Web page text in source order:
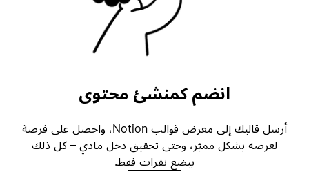
انضم كمنشئ محتوى
أرسل قالبك إلى معرض قوالب Notion، واحصل على فرصة
لعرضه بشكل مميّز، وحتى تحقيق دخل مادي – كل ذلك
ببضع نقرات فقط.